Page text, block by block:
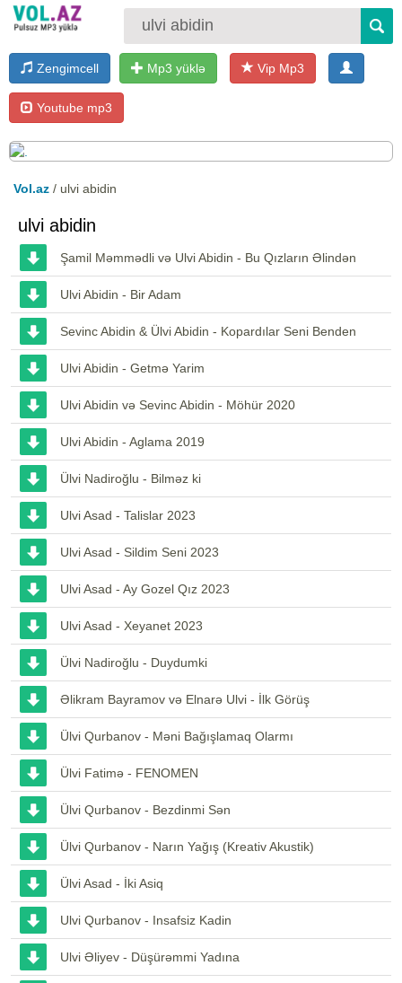
Zengimcell Mp3 yüklə Vip Mp3
Youtube mp3
Vol.az / ulvi abidin
ulvi abidin
Şamil Məmmədli və Ulvi Abidin - Bu Qızların Əlindən
Ulvi Abidin - Bir Adam
Sevinc Abidin & Ülvi Abidin - Kopardılar Seni Benden
Ulvi Abidin - Getmə Yarim
Ulvi Abidin və Sevinc Abidin - Möhür 2020
Ulvi Abidin - Aglama 2019
Ülvi Nadiroğlu - Bilməz ki
Ulvi Asad - Talislar 2023
Ulvi Asad - Sildim Seni 2023
Ulvi Asad - Ay Gozel Qız 2023
Ulvi Asad - Xeyanet 2023
Ülvi Nadiroğlu - Duydumki
Əlikram Bayramov və Elnarə Ulvi - İlk Görüş
Ülvi Qurbanov - Məni Bağışlamaq Olarmı
Ülvi Fatimə - FENOMEN
Ülvi Qurbanov - Bezdinmi Sən
Ülvi Qurbanov - Narın Yağış (Kreativ Akustik)
Ülvi Asad - İki Asiq
Ulvi Qurbanov - Insafsiz Kadin
Ulvi Əliyev - Düşürəmmi Yadına